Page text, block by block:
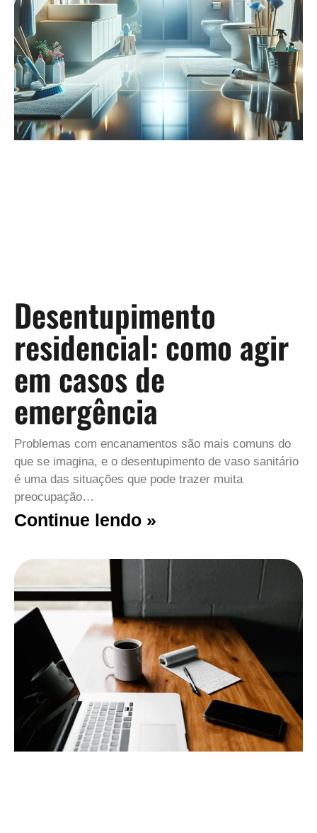
Desentupimento
residencial: como agir
em casos de
emergência
Problemas com encanamentos são mais comuns do
que se imagina, e o desentupimento de vaso sanitário
é uma das situações que pode trazer muita
preocupação…
Continue lendo »